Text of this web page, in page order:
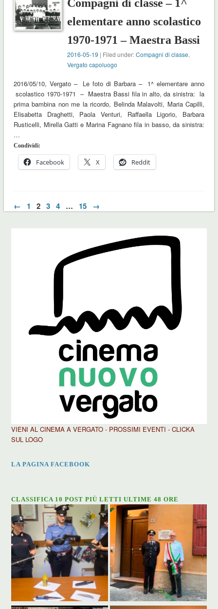
Compagni di classe – 1^
elementare anno scolastico
1970-1971 – Maestra Bassi
2016-05-19 | Filed under:Compagni di classe,
Vergato capoluogo
2016/05/10, Vergato – Le foto di Barbara – 1^ elementare anno
scolastico 1970-1971 – Maestra Bassi fila in alto, da sinistra: la
prima bambina non me la ricordo, Belinda Malavolti, Maria Capilli,
Elisabetta Draghetti, Paola Venturi, Raffaella Ligorio, Barbara
Rusticelli, Mirella Gatti e Marina Fagnano fila in basso, da sinistra:
…
Condividi:
Facebook X Reddit
← 1 2 3 4 … 15 →
VIENI AL CINEMA A VERGATO - PROSSIMI EVENTI - CLICKA
SUL LOGO
LA PAGINA FACEBOOK
CLASSIFICA 10 POST PIÙ LETTI ULTIME 48 ORE